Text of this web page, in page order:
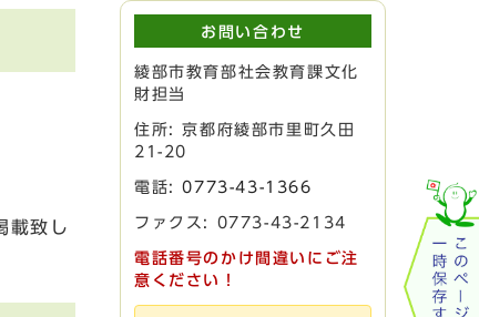
載致し
お問い合わせ
綾部市教育部社会教育課文化
財担当
住所: 京都府綾部市里町久田
21-20
電話:0773-43-1366
ファクス: 0773-43-2134
電話番号のかけ間違いにご注
意ください！